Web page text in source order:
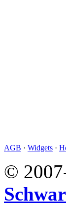
AGB · Widgets ·
©